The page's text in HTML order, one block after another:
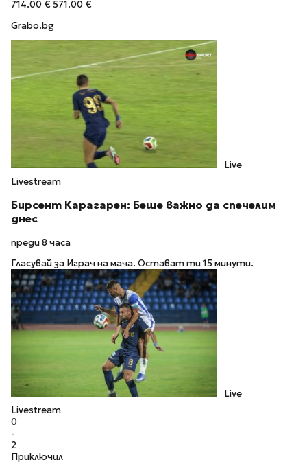
714.00 €571.00 €
Grabo.bg
Live
Livestream
Бирсент Карагарен: Беше важно да спечелим
днес
преди 8 часа
Гласувай за Играч на мача. Остават ти 15 минути.
Live
Livestream
0
-
2
Приключил